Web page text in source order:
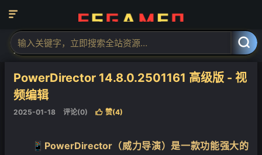


当前位置：福神网-专注分享最实用的软件、工具、资讯
正
文
PowerDirector 14.8.0.2501161 高级版 - 视
频编辑
2025-01-18 评论(0)  赞(4)
📱PowerDirector（威力导演）是一款功能强大的